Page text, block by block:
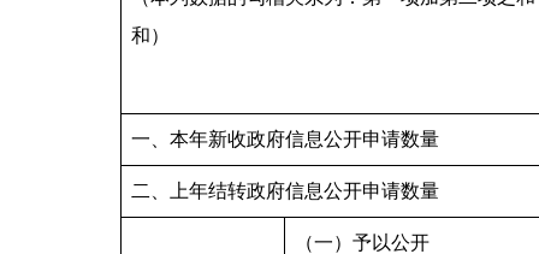
和）
一、本年新收政府信息公开申请数量
二、上年结转政府信息公开申请数量
（一）予以公开